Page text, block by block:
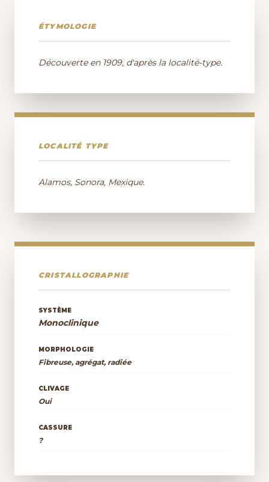
ÉTYMOLOGIE
Découverte en 1909, d'après la localité-type.
LOCALITÉ TYPE
Alamos, Sonora, Mexique.
CRISTALLOGRAPHIE
SYSTÈME
Monoclinique
MORPHOLOGIE
Fibreuse, agrégat, radiée
CLIVAGE
Oui
CASSURE
?